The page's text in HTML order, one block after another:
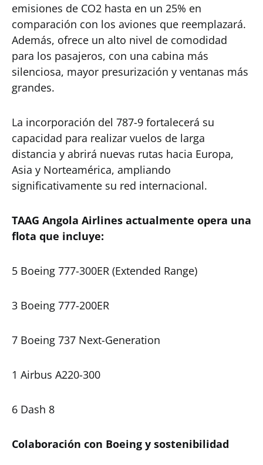
emisiones de CO2 hasta en un 25% en
comparación con los aviones que reemplazará.
Además, ofrece un alto nivel de comodidad
para los pasajeros, con una cabina más
silenciosa, mayor presurización y ventanas más
grandes.
La incorporación del 787-9 fortalecerá su
capacidad para realizar vuelos de larga
distancia y abrirá nuevas rutas hacia Europa,
Asia y Norteamérica, ampliando
significativamente su red internacional.
TAAG Angola Airlines actualmente opera una
flota que incluye:
5 Boeing 777-300ER (Extended Range)
3 Boeing 777-200ER
7 Boeing 737 Next-Generation
1 Airbus A220-300
6 Dash 8
Colaboración con Boeing y sostenibilidad